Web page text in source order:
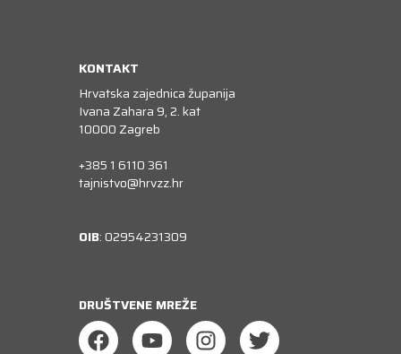
KONTAKT
Hrvatska zajednica županija
Ivana Zahara 9, 2. kat
10000 Zagreb
+385 1 6110 361
tajnistvo@hrvzz.hr
OIB: 02954231309
DRUŠTVENE MREŽE